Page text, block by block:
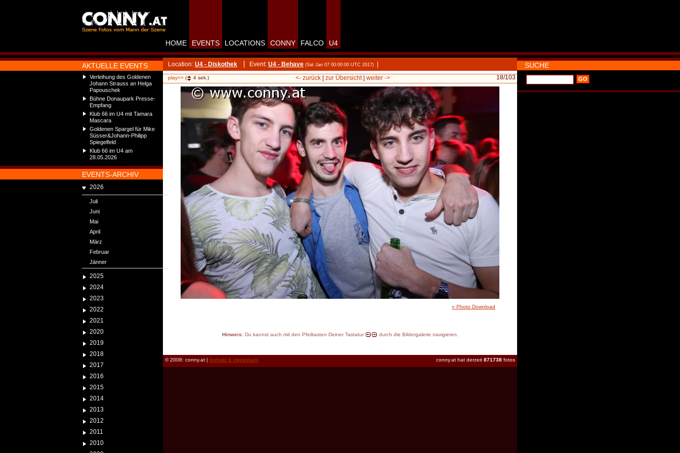
AKTUELLE EVENTS
Verleihung des Goldenen
Johann Strauss an Helga
Papouschek
Bühne Donaupark Presse-
Empfang
Klub 66 im U4 mit Tamara
Mascara
Goldenen Spargel für Mike
Süsser&Johann-Philipp
Spiegelfeld
Klub 66 im U4 am
28.05.2026
EVENTS-ARCHIV
2026
Juli
Juni
Mai
April
März
Februar
Jänner
2025
2024
2023
2022
2021
2020
2019
2018
2017
2016
2015
2014
2013
2012
2011
2010
HOME EVENTS LOCATIONS CONNY FALCO U4
Location: U4 - Diskothek Event: U4 - Behave (Sat Jan 07 00:00:00 UTC 2017)
play>> ( 4 sek.) 18/103
<- zurück| zur Übersicht| weiter ->
» Photo Download
Hinweis:Du kannst auch mit den Pfeiltasten Deiner Tastatur durch die Bildergalerie navigieren.
conny.at hat derzeit 871738 fotos
© 2008: conny.at | kontakt & impressum
SUCHE